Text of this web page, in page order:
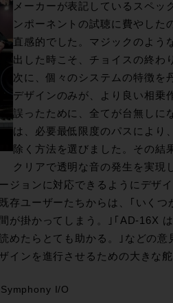
メーカーが表記しているスペッ
ンポーネントの試聴に費やした
直感的でした。マジックのよう
出した時こそ、チョイスの終わ
次に、個々のシステムの特徴を
デザインのみが、より良い相乗
誤ったために、全てが台無しに
は、必要最低限度のパスにより
除く方法を選びました。その結
クリアで透明な音の発生を実現
ジョンに対応できるようにデザ
存ユーザーたちからは、｢いく
が掛かってしまう。｣｢AD-16X
めたらとても助かる。｣などの
インを進行させるための大きな
I/O